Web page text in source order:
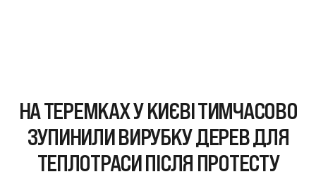
НА ТЕРЕМКАХ У КИЄВІ ТИМЧАСОВО
ЗУПИНИЛИ ВИРУБКУ ДЕРЕВ ДЛЯ
ТЕПЛОТРАСИ ПІСЛЯ ПРОТЕСТУ